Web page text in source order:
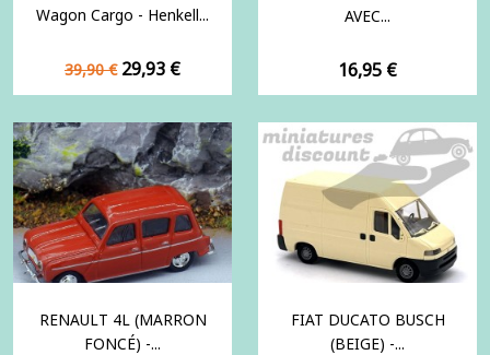
Wagon Cargo - Henkell...
Prix
de
39,90 € Prix
29,93 €
AVEC...
Prix
16,95 €
RENAULT 4L (MARRON
FONCÉ) -...
FIAT DUCATO BUSCH
(BEIGE) -...